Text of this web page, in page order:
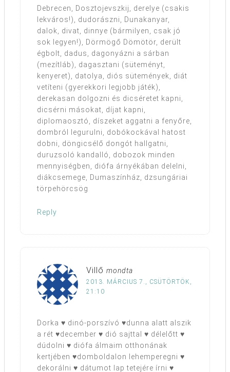
Debrecen, Dosztojevszkij, derelye (csakis
lekváros!), dudorászni, Dunakanyar,
dalok, divat, dinnye (bármilyen, csak jó
sok legyen!), Dörmögő Dömötör, derült
égbolt, dadus, dagonyázni a sárban
(mezítláb), dagasztani (süteményt,
kenyeret), datolya, diós sütemények, diát
vetíteni (gyerekkori legjobb játék),
derekasan dolgozni és dicséretet kapni,
dicsérni másokat, díjat kapni,
diplomaosztó, díszeket aggatni a fenyőre,
dombról legurulni, dobókockával hatost
dobni, döngicsélő dongót hallgatni,
duruzsoló kandalló, dobozok minden
mennyiségben, diófa árnyékában delelni,
diákcsemege, Dumaszínház, dzsungáriai
törpehörcsög
Reply
Villő mondta
2013. MÁRCIUS 7., CSÜTÖRTÖK,
21:10
Dorka ♥ dinó-porszívó ♥dunna alatt alszik
a rét ♥december ♥ dió sajttal ♥ délelőtt ♥
dúdolni ♥ diófa álmaim otthonának
kertjében ♥domboldalon lehemperegni ♥
dekorálni ♥ dátumot lap tetejére írni ♥